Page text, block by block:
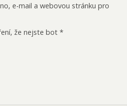
e-mail a webovou stránku pro
že nejste bot *